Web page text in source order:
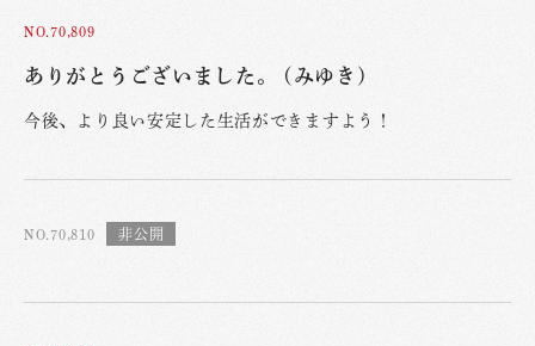
NO.70,809
ありがとうございました。 (みゆき)
今後、より良い安定した生活ができますよう！
NO.70,810